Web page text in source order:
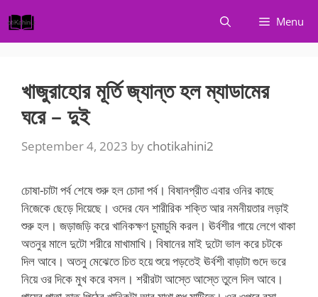
to
content
Menu
খাজুরাহোর মূর্তি জ্যান্ত হল ম্যাডামের
ঘরে – দুই
September 4, 2023 by chotikahini2
চোষা-চাটা পর্ব শেষে শুরু হল চোদা পর্ব। বিষানপ্রীত এবার ওনির কাছে
নিজেকে ছেড়ে দিয়েছে। ওদের যেন শারীরিক শক্তি আর নমনীয়তার লড়াই
শুরু হল। জড়াজড়ি করে খানিকক্ষণ চুমাচুমি করল। ঊর্বশীর গায়ে লেগে থাকা
অতনুর মালে দুটো শরীরে মাখামাখি। বিষানের মাই দুটো ভাল করে চটকে
দিল আবে। অতনু মেঝেতে চিত হয়ে শুয়ে পড়তেই ঊর্বশী বাড়াটা গুদে ভরে
নিয়ে ওর দিকে মুখ করে বসল। শরীরটা আস্তে আস্তে তুলে দিল আবে।